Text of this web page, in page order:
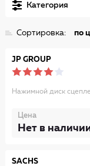
Категория
Сортировка: по
JP GROUP
Нажимной диск
Цена
Нет в
SACHS